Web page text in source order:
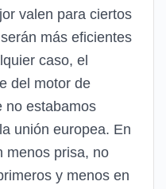
valen para ciertos
más eficientes
caso, el
del motor de
no estabamos
unión europea. En
menos prisa, no
y menos en